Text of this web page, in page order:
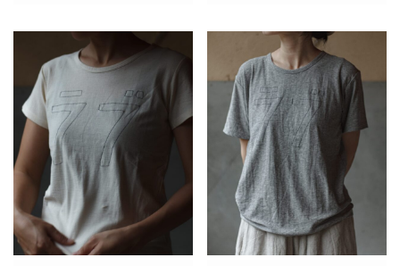
ジ
ら
選
き
ま
す
ジ
ら
選
択
で
き
ま
す
の
品
に
数
の
バ
リ
エ
ー
シ
ョ
ン
が
あ
り
ま
の
商
品
に
は
複
数
の
バ
リ
エ
ー
シ
ョ
ン
が
あ
り
ま